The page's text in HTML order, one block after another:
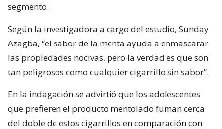
segmento.
Según la investigadora a cargo del estudio, Sunday
Azagba, “el sabor de la menta ayuda a enmascarar
las propiedades nocivas, pero la verdad es que son
tan peligrosos como cualquier cigarrillo sin sabor”.
En la indagación se advirtió que los adolescentes
que prefieren el producto mentolado fuman cerca
del doble de estos cigarrillos en comparación con